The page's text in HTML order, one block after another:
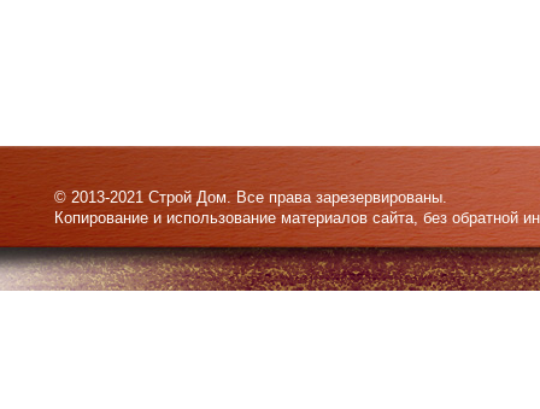
© 2013-2021 Строй Дом. Все права зарезервированы.
Копирование и использование материалов сайта, без обратной